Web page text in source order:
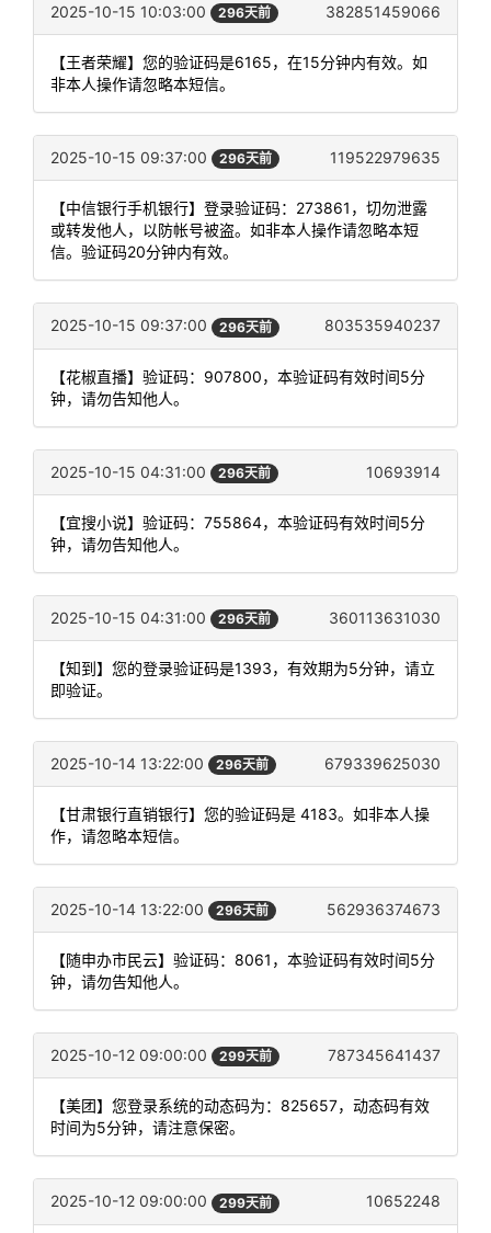
2025-10-15 10:03:00 296天前 382851459066
【王者荣耀】您的验证码是6165，在15分钟内有效。如
非本人操作请忽略本短信。
2025-10-15 09:37:00 296天前 119522979635
【中信银行手机银行】登录验证码：273861，切勿泄露
或转发他人，以防帐号被盗。如非本人操作请忽略本短
信。验证码20分钟内有效。
2025-10-15 09:37:00 296天前 803535940237
【花椒直播】验证码：907800，本验证码有效时间5分
钟，请勿告知他人。
2025-10-15 04:31:00 296天前 10693914
【宜搜小说】验证码：755864，本验证码有效时间5分
钟，请勿告知他人。
2025-10-15 04:31:00 296天前 360113631030
【知到】您的登录验证码是1393，有效期为5分钟，请立
即验证。
2025-10-14 13:22:00 296天前 679339625030
【甘肃银行直销银行】您的验证码是 4183。如非本人操
作，请忽略本短信。
2025-10-14 13:22:00 296天前 562936374673
【随申办市民云】验证码：8061，本验证码有效时间5分
钟，请勿告知他人。
2025-10-12 09:00:00 299天前 787345641437
【美团】您登录系统的动态码为：825657，动态码有效
时间为5分钟，请注意保密。
2025-10-12 09:00:00 299天前 10652248